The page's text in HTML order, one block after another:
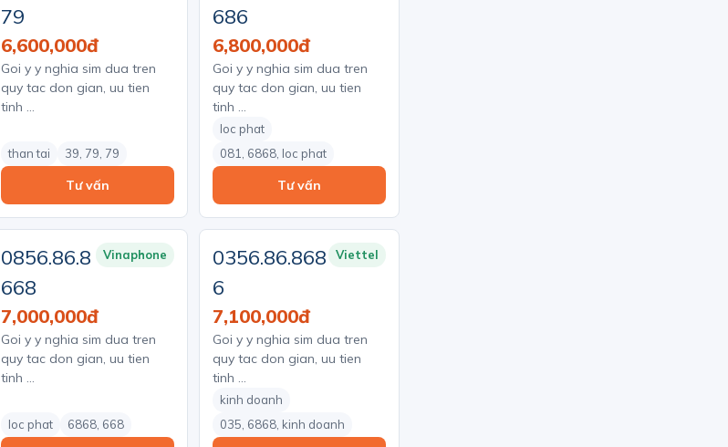
79
6,600,000đ
Goi y y nghia sim dua tren
quy tac don gian, uu tien
tinh …
than tai 39, 79, 79
Tư vấn
686
6,800,000đ
Goi y y nghia sim dua tren
quy tac don gian, uu tien
tinh …
loc phat
081, 6868, loc phat
Tư vấn
0856.86.8
668
Vinaphone
7,000,000đ
Goi y y nghia sim dua tren
quy tac don gian, uu tien
tinh …
loc phat 6868, 668
0356.86.868
6
Viettel
7,100,000đ
Goi y y nghia sim dua tren
quy tac don gian, uu tien
tinh …
kinh doanh
035, 6868, kinh doanh